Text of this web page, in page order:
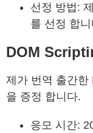
선정 방법:
를 선정 합
DOM
제가 번역 출간한
을 증정 합니다.
응모 시간: